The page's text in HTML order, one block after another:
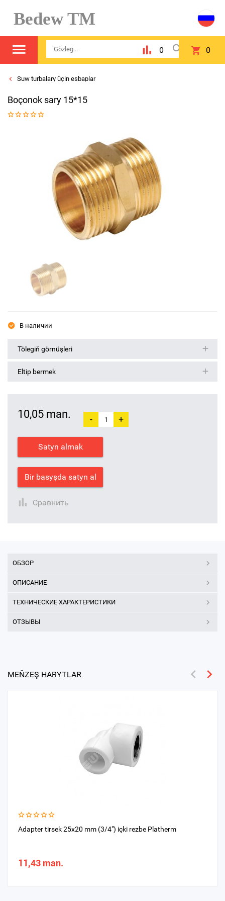
Bedew TM
0 0
Suw turbalary üçin esbaplar
Boçonok sary 15*15
В наличии
Tölegiň görnüşleri
Eltip bermek
10,05 man. - +
Satyn almak
Bir basyşda satyn al
Сравнить
ОБЗОР
ОПИСАНИЕ
ТЕХНИЧЕСКИЕ ХАРАКТЕРИСТИКИ
ОТЗЫВЫ
MEŇZEŞ HARYTLAR
Adapter tirsek 25x20 mm (3/4") içki rezbe Platherm
11,43 man.